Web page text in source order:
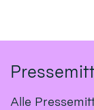
Alle